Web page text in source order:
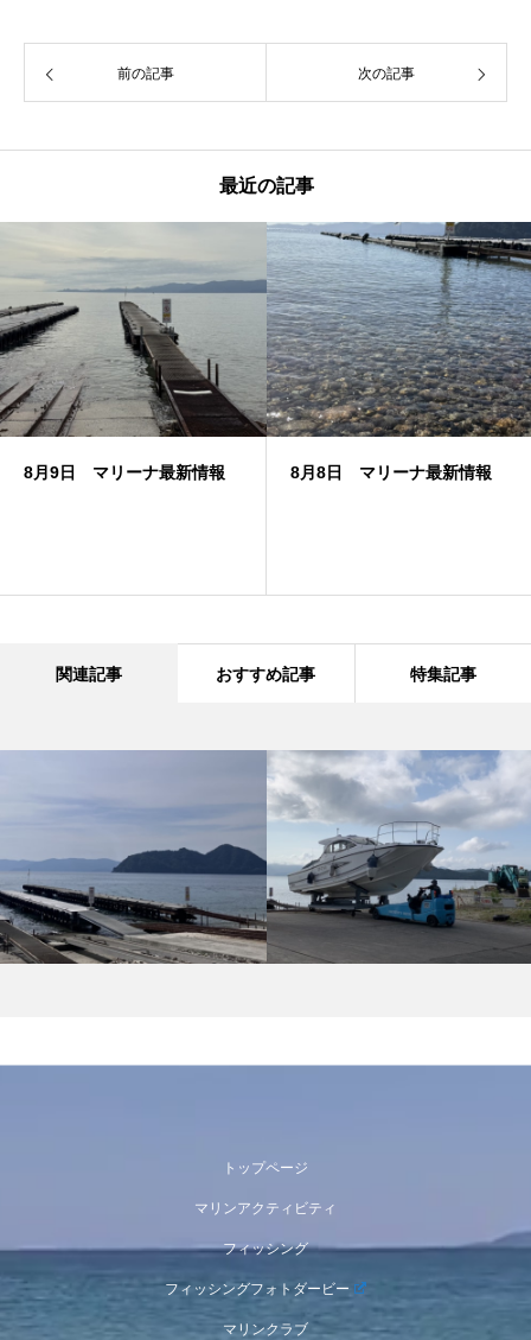
前の記事 次の記事
最近の記事
8月9日 マリーナ最新情報 8月8日 マリーナ最新情報
関連記事 おすすめ記事 特集記事
トップページ
マリンアクティビティ
フィッシング
フィッシングフォトダービー
マリンクラブ